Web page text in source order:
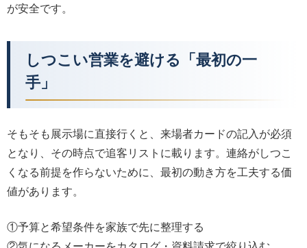
が安全です。
しつこい営業を避ける「最初の一
手」
そもそも展示場に直接行くと、来場者カードの記入が必須
となり、その時点で追客リストに載ります。連絡がしつこ
くなる前提を作らないために、最初の動き方を工夫する価
値があります。
①予算と希望条件を家族で先に整理する
②気になるメーカーをカタログ・資料請求で絞り込む